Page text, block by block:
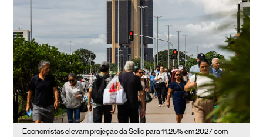
Economistas elevam projeção da Selic para 11,25% em 2027 com